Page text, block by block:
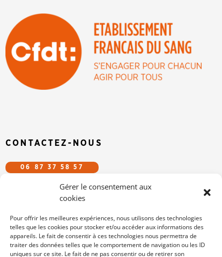
Gérer le consentement aux
cookies
Pour offrir les meilleures expériences, nous utilisons des technologies
telles que les cookies pour stocker et/ou accéder aux informations des
appareils. Le fait de consentir à ces technologies nous permettra de
traiter des données telles que le comportement de navigation ou les ID
uniques sur ce site. Le fait de ne pas consentir ou de retirer son
CONTACTEZ-NOUS
06 87 37 58 57
SUIVEZ-NOUS SUR LES RÉSEAUX
/cfdtefs
cfdt-efs